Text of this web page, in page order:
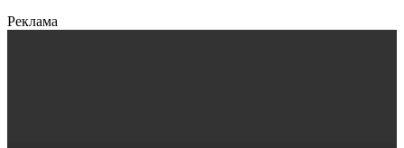
Реклама